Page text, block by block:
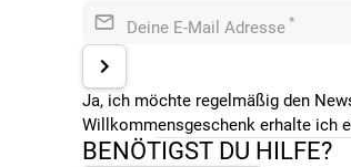
Deine E-Mail Adresse *
Ja, ich möchte regelmäßig den
Willkommensgeschenk erhalte ich
BENÖTIGST DU HILFE?